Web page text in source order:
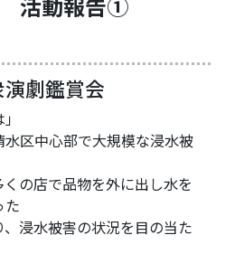
劇鑑賞会
区中心部で大規模な浸水被
の店で品物を外に出し水を
た
浸水被害の状況を目の当た